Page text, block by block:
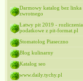
Darmowy katalog bez linka
zwrotnego
Łatwy pit 2019 - rozliczenia
podatkowe z pit-format.pl
Stomatolog Piaseczno
Blog kulinarny
Katalog seo
www.daily.tychy.pl